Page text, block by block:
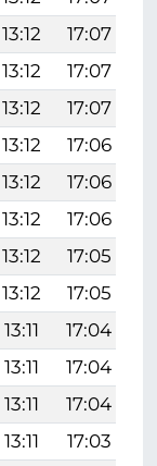
13:12 17:07
13:12 17:07
13:12 17:07
13:12 17:06
13:12 17:06
13:12 17:06
13:12 17:05
13:12 17:05
13:11 17:04
13:11 17:04
13:11 17:04
13:11 17:03